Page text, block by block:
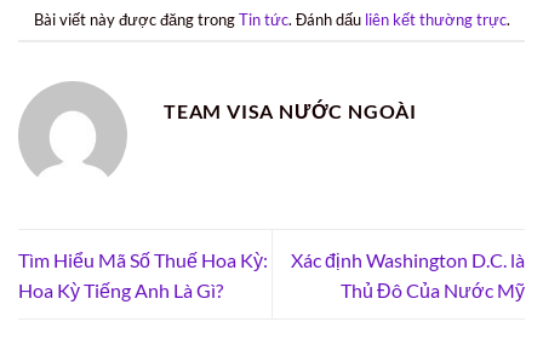
Bài viết này được đăng trongTin tức. Đánh dấu liên kết thường trực.
TEAM VISA NƯỚC NGOÀI
Tìm Hiểu Mã Số Thuế Hoa Kỳ:
Hoa Kỳ Tiếng Anh Là Gì?
Xác định Washington D.C. là
Thủ Đô Của Nước Mỹ